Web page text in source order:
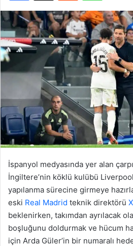
İspanyol medyasında yer alan
İngiltere’nin köklü kulübü
yapılanma sürecine girmeye
eski Real Madrid teknik direktörü
beklenirken, takımdan ayrılacak
boşluğunu doldurmak ve hücum
için Arda Güler’in bir numaralı